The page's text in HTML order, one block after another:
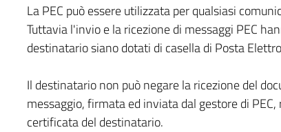
La PEC può essere utilizzata per qualsiasi
Tuttavia l'invio e la ricezione di messaggi PEC
destinatario siano dotati di casella di Posta
Il destinatario non può negare la ricezione del
messaggio, firmata ed inviata dal gestore di
certificata del destinatario.